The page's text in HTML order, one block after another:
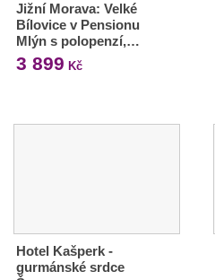
Jižní Morava: Velké
Bílovice v Pensionu
Mlýn s polopenzí,…
3 899 Kč
Hotel Kašperk -
gurmánské srdce